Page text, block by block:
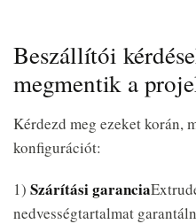
Beszállítói
megmentik a
Kérdezd meg ezeket korán,
konfigurációt:
1) Szárítási garancia
nedvességtartalmat